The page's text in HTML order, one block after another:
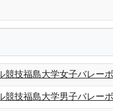
技福島大学女子バレー
技福島大学男子バレー